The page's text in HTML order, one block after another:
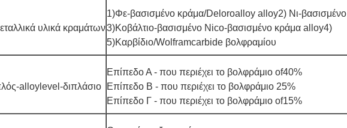
υλικά κραμάτων
1)Φε-βασισμένο κράμα/Deloroalloy alloy2) Νι-βασισμένο
3)Κοβάλτιο-βασισμένο Nico-βασισμένο κράμα alloy4)
5)Καρβίδιο/Wolframcarbide βολφραμίου
alloylevel-διπλάσιο
Επίπεδο Α - που περιέχει το βολφράμιο of40%
Επίπεδο Β - που περιέχει το βολφράμιο 25%
Επίπεδο Γ - που περιέχει το βολφράμιο of15%